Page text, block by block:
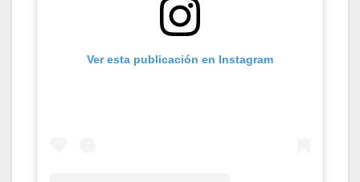
Ver esta publicación en Instagram